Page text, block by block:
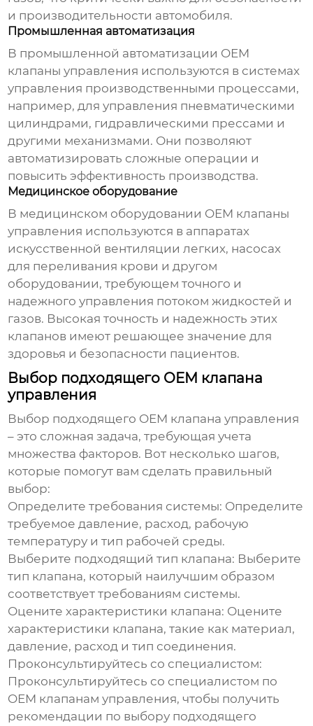
и производительности автомобиля.
Промышленная автоматизация
В промышленной автоматизации OEM
клапаны управления используются в системах
управления производственными процессами,
например, для управления пневматическими
цилиндрами, гидравлическими прессами и
другими механизмами. Они позволяют
автоматизировать сложные операции и
повысить эффективность производства.
Медицинское оборудование
В медицинском оборудовании OEM клапаны
управления используются в аппаратах
искусственной вентиляции легких, насосах
для переливания крови и другом
оборудовании, требующем точного и
надежного управления потоком жидкостей и
газов. Высокая точность и надежность этих
клапанов имеют решающее значение для
здоровья и безопасности пациентов.
Выбор подходящего OEM клапана
управления
Выбор подходящего OEM клапана управления
– это сложная задача, требующая учета
множества факторов. Вот несколько шагов,
которые помогут вам сделать правильный
выбор:
Определите требования системы: Определите
требуемое давление, расход, рабочую
температуру и тип рабочей среды.
Выберите подходящий тип клапана: Выберите
тип клапана, который наилучшим образом
соответствует требованиям системы.
Оцените характеристики клапана: Оцените
характеристики клапана, такие как материал,
давление, расход и тип соединения.
Проконсультируйтесь со специалистом:
Проконсультируйтесь со специалистом по
OEM клапанам управления, чтобы получить
рекомендации по выбору подходящего